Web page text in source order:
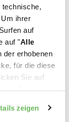
ihrer
auf
auf "Alle
der erhobenen
für die diese
Sie auf
zeigen
für Ihr